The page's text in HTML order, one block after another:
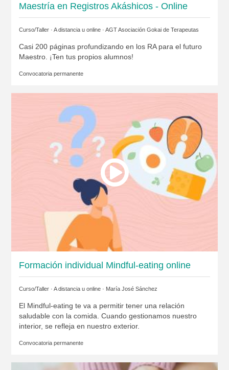
Maestría en Registros Akáshicos - Online
Curso/Taller · A distancia u online · AGT Asociación Gokai de Terapeutas
Casi 200 páginas profundizando en los RA para el futuro
Maestro. ¡Ten tus propios alumnos!
Convocatoria permanente
Formación individual Mindful-eating online
Curso/Taller · A distancia u online · María José Sánchez
El Mindful-eating te va a permitir tener una relación
saludable con la comida. Cuando gestionamos nuestro
interior, se refleja en nuestro exterior.
Convocatoria permanente